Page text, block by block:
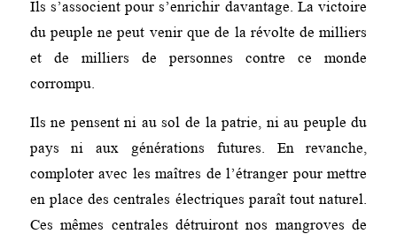
Ils s’associent pour s’enrichir davantage. La victoire
du peuple ne peut venir que de la révolte de milliers
et de milliers de personnes contre ce monde
corrompu.
Ils ne pensent ni au sol de la patrie, ni au peuple du
pays ni aux générations futures. En revanche,
comploter avec les maîtres de l’étranger pour mettre
en place des centrales électriques paraît tout naturel.
Ces mêmes centrales détruiront nos mangroves de